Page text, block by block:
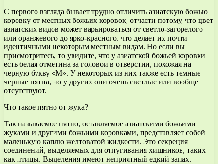
С первого взгляда бывает трудно отличить азиатскую божью
коровку от местных божьих коровок, отчасти потому, что цвет
азиатских видов может варьироваться от светло-загорелого
или оранжевого до ярко-красного, что делает их почти
идентичными некоторым местным видам. Но если вы
присмотритесь, то увидите, что у азиатской божьей коровки
есть белая отметина за головой в отверстии, похожая на
черную букву «М». У некоторых из них также есть темные
черные пятна, но у других они очень светлые или вообще
отсутствуют.
Что такое пятно от жука?
Так называемое пятно, оставляемое азиатскими божьими
жуками и другими божьими коровками, представляет собой
маленькую каплю желтоватой жидкости. Это секреция
соединений, выделяемых для отпугивания хищников, таких
как птицы. Выделения имеют неприятный едкий запах.